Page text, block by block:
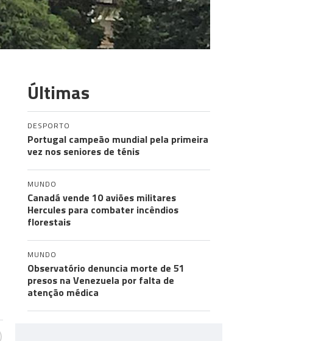
Últimas
DESPORTO
Portugal campeão mundial pela primeira
vez nos seniores de ténis
MUNDO
Canadá vende 10 aviões militares
Hercules para combater incêndios
florestais
MUNDO
Observatório denuncia morte de 51
presos na Venezuela por falta de
atenção médica